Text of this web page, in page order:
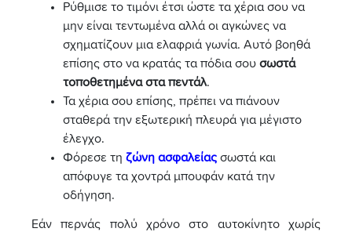
Ρύθμισε το τιμόνι έτσι ώστε τα χέρια σου να
μην είναι τεντωμένα αλλά οι αγκώνες να
σχηματίζουν μια ελαφριά γωνία. Αυτό βοηθά
επίσης στο να κρατάς τα πόδια σου σωστά
τοποθετημένα στα πεντάλ.
Τα χέρια σου επίσης, πρέπει να πιάνουν
σταθερά την εξωτερική πλευρά για μέγιστο
έλεγχο.
Φόρεσε τη ζώνη ασφαλείας σωστά και
απόφυγε τα χοντρά μπουφάν κατά την
οδήγηση.
Εάν περνάς πολύ χρόνο στο αυτοκίνητο χωρίς